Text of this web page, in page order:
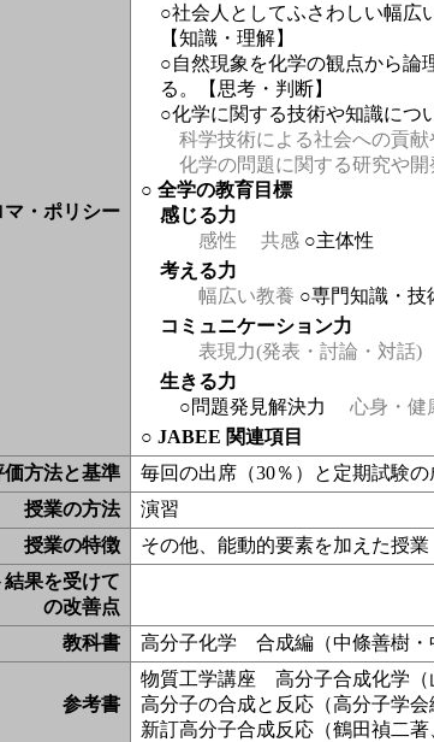
マ・ポリシー
○社会人としてふさわしい幅広
【知識・理解】
○自然現象を化学の観点から論
る。【思考・判断】
○化学に関する技術や知識につ
科学技術による社会への貢献
化学の問題に関する研究や開
○ 全学の教育目標
感じる力
感性
共感 ○主体性
考える力
幅広い教養 ○専門知識・技
コミュニケーション力
表現力(発表・討論・対話)
生きる力
○問題発見解決力
心身・健
○ JABEE 関連項目
価方法と基準
毎回の出席（30％）と定期試験の
授業の方法
演習
授業の特徴
その他、能動的要素を加えた授業
果を受けて
の改善点
教科書
高分子化学 合成編（中條善樹
参考書
物質工学講座 高分子合成化学（
高分子の合成と反応（高分子学会
新訂高分子合成反応（鶴田禎二著